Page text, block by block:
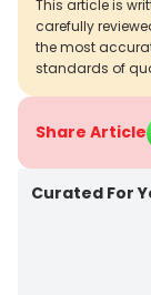
This article is
carefully
the most
standards of
Share Article
Curated For